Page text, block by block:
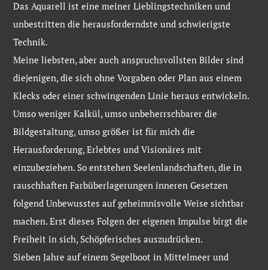
Das Aquarell ist eine meiner Lieblingstechniken und
unbestritten die herausforderndste und schwierigste
Technik.
Meine liebsten, aber auch anspruchsvollsten Bilder sind
diejenigen, die sich ohne Vorgaben oder Plan aus einem
Klecks oder einer schwingenden Linie heraus entwickeln.
Umso weniger Kalkül, umso unbeherrschbarer die
Bildgestaltung, umso größer ist für mich die
Herausforderung, Erlebtes und Visionäres mit
einzubeziehen. So entstehen Seelenlandschaften, die in
rauschhaften Farbüberlagerungen inneren Gesetzen
folgend Unbewusstes auf geheimnisvolle Weise sichtbar
machen. Erst dieses Folgen der eigenen Impulse birgt die
Freiheit in sich, Schöpferisches auszudrücken.
Sieben Jahre auf einem Segelboot in Mittelmeer und